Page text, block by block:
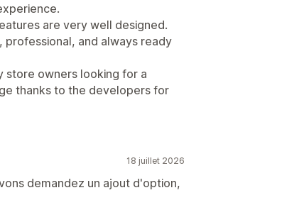
are very well designed.
and always ready
store owners looking for a
thanks to the developers for
18 juillet 2026
demandez un ajout d'option,